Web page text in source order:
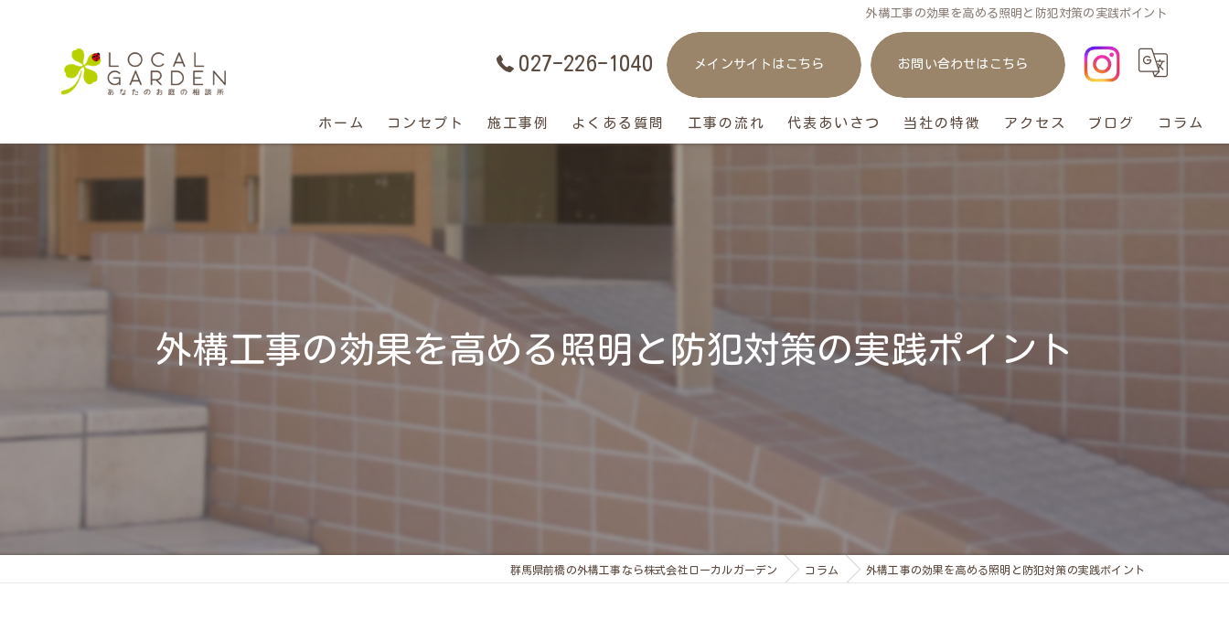
外構工事の効果を高める照明と防犯対策の実践ポイント
027-226-1040 メインサイトはこちら お問い合わせはこちら
ホーム コンセプト 施工事例 よくある質問 工事の流れ 代表あいさつ 当社の特徴
ペット
アクセス ブログ コラム
外構工事の効果を高める照明と防犯対策の実践ポイント
群馬県前橋の外構工事なら株式会社ローカルガーデン コラム 外構工事の効果を高める照明と防犯対策の実践ポイント